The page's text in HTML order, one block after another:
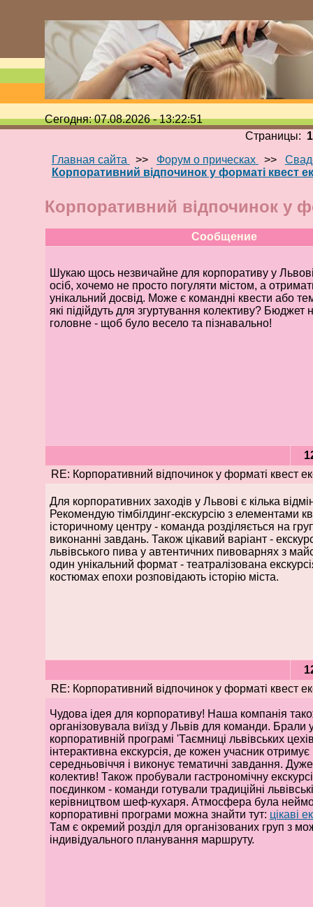
Сегодня: 07.08.2026 - 13:22:51
Страницы: 1
Главная сайта
>> Форум о прическах >>
Корпоративний відпочинок у форматі квест
Корпоративний відпочинок у
Сообщение
Шукаю щось незвичайне для корпоративу у
осіб, хочемо не просто погуляти містом, а
унікальний досвід. Може є командні квести або
які підійдуть для згуртування колективу?
головне - щоб було весело та пізнавально!
RE: Корпоративний відпочинок у форматі квест
Для корпоративних заходів у Львові є кілька
Рекомендую тімбілдинг-екскурсію з елементами
історичному центру - команда розділяється на
виконанні завдань. Також цікавий варіант -
львівського пива у автентичних пивоварнях з
один унікальний формат - театралізована
костюмах епохи розповідають історію міста.
RE: Корпоративний відпочинок у форматі квест
Чудова ідея для корпоративу! Наша компанія
організовувала виїзд у Львів для команди. Брали
корпоративній програмі 'Таємниці львівських
інтерактивна екскурсія, де кожен учасник
середньовіччя і виконує тематичні завдання.
колектив! Також пробували гастрономічну
поєдинком - команди готували традиційні
керівництвом шеф-кухаря. Атмосфера була
корпоративні програми можна знайти тут: цікаві
Там є окремий розділ для організованих груп з
індивідуального планування маршруту.